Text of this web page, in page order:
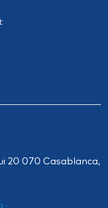
20 070 Casablanca,